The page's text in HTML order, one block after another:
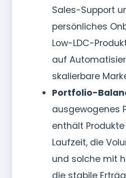
Sales-Support
persönliches
Low-LDC-
auf
skalierbare
Portfolio-
ausgewogenes
enthält
Laufzeit, die
und solche mit
die stabile